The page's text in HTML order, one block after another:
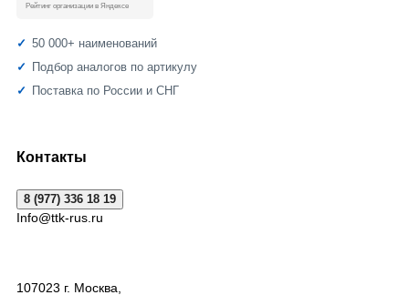
Рейтинг организации в Яндексе
50 000+ наименований
Подбор аналогов по артикулу
Поставка по России и СНГ
Контакты
8 (977) 336 18 19
Info@ttk-rus.ru
107023 г. Москва,